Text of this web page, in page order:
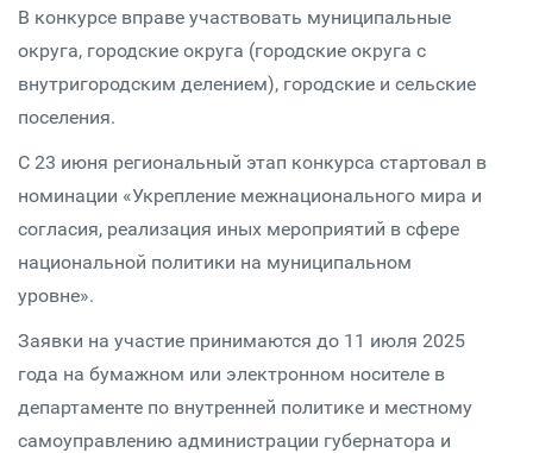
В конкурсе вправе участвовать муниципальные
округа, городские округа (городские округа с
внутригородским делением), городские и сельские
поселения.
С 23 июня региональный этап конкурса стартовал в
номинации «Укрепление межнационального мира и
согласия, реализация иных мероприятий в сфере
национальной политики на муниципальном
уровне».
Заявки на участие принимаются до 11 июля 2025
года на бумажном или электронном носителе в
департаменте по внутренней политике и местному
самоуправлению администрации губернатора и